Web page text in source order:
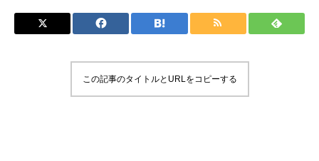
この記事のタイトルとURLをコピーする